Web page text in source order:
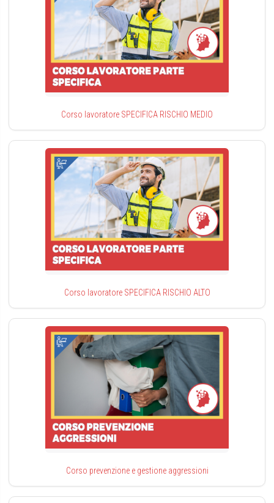
Corso lavoratore SPECIFICA RISCHIO MEDIO
Corso lavoratore SPECIFICA RISCHIO ALTO
Corso prevenzione e gestione aggressioni